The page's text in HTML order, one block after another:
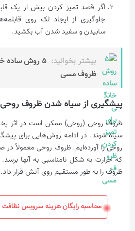
اگر قصد تمیز کردن بیش از یک
جلوگیری از ایجاد لک روی
سابیدن و سفید شدن آب بکشید.
بیشتر بخوانید:
۵ روش ساده
ظروف مسی
پیشگیری از سیاه شدن ظروف روحی
ظروف روحی (روحی) ممکن است در اثر
سیاه شوند. در ادامه روش‌هایی برای
روحی را آورده‌ایم. ظروف روحی معمولاً در
که حرارت به شکل نامناسبی به آنها
ظروف را به طور مستقیم روی آتش قرار داد.
محاسبه رایگان هزینه سرویس